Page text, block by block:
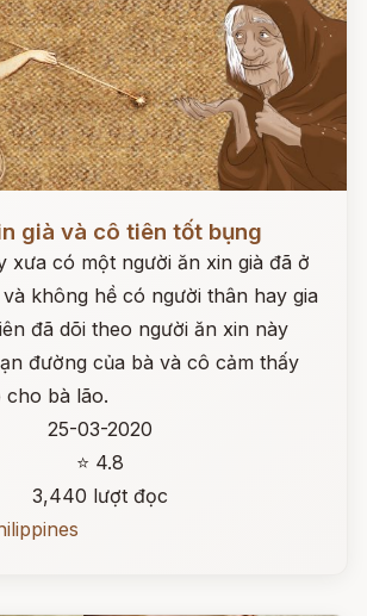
già và cô tiên tốt bụng
xưa có một người ăn xin già đã ở
không hề có người thân hay gia
đã dõi theo người ăn xin này
đường của bà và cô cảm thấy
cho bà lão.
25-03-2020
⭐ 4.8
3,440 lượt đọc